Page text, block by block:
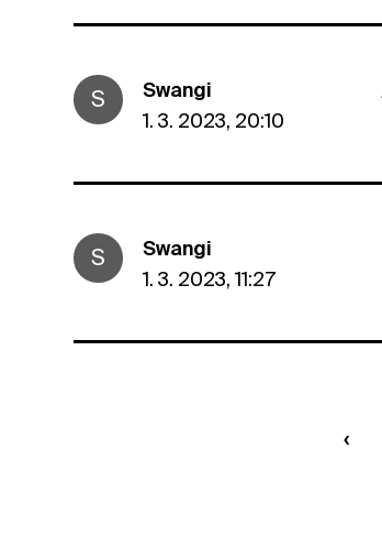
S
Swangi
1. 3. 2023, 20:10
S
Swangi
1. 3. 2023, 11:27